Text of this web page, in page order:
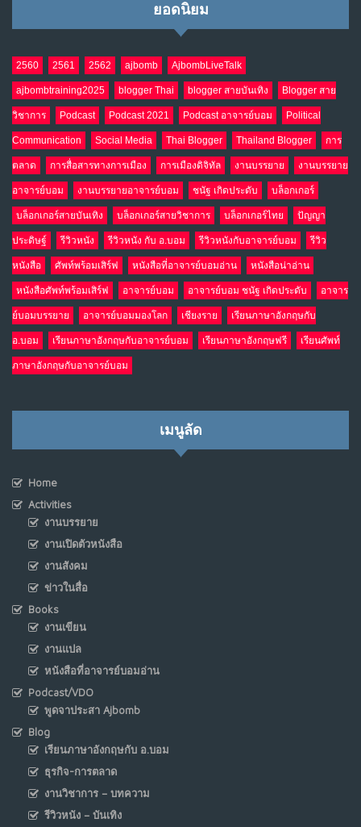
ยอดนิยม
2560 2561 2562 ajbomb AjbombLiveTalk
ajbombtraining2025 blogger Thai blogger สายบันเทิง Blogger สาย
วิชาการ Podcast Podcast 2021 Podcast อาจารย์บอม Political
Communication Social Media Thai Blogger Thailand Blogger การ
ตลาด การสื่อสารทางการเมือง การเมืองดิจิทัล งานบรรยาย งานบรรยาย
อาจารย์บอม งานบรรยายอาจารย์บอม ชนัฐ เกิดประดับ บล็อกเกอร์
บล็อกเกอร์สายบันเทิง บล็อกเกอร์สายวิชาการ บล็อกเกอร์ไทย ปัญญา
ประดิษฐ์ รีวิวหนัง รีวิวหนัง กับ อ.บอม รีวิวหนังกับอาจารย์บอม รีวิว
หนังสือ ศัพท์พร้อมเสิร์ฟ หนังสือที่อาจารย์บอมอ่าน หนังสือน่าอ่าน
หนังสือศัพท์พร้อมเสิร์ฟ อาจารย์บอม อาจารย์บอม ชนัฐ เกิดประดับ อาจาร
ย์บอมบรรยาย อาจารย์บอมมองโลก เชียงราย เรียนภาษาอังกฤษกับ
อ.บอม เรียนภาษาอังกฤษกับอาจารย์บอม เรียนภาษาอังกฤษฟรี เรียนศัพท์
ภาษาอังกฤษกับอาจารย์บอม
เมนูลัด
Home
Activities
งานบรรยาย
งานเปิดตัวหนังสือ
งานสังคม
ข่าวในสื่อ
Books
งานเขียน
งานแปล
หนังสือที่อาจารย์บอมอ่าน
Podcast/VDO
พูดจาประสา Ajbomb
Blog
เรียนภาษาอังกฤษกับ อ.บอม
ธุรกิจ-การตลาด
งานวิชาการ – บทความ
รีวิวหนัง – บันเทิง